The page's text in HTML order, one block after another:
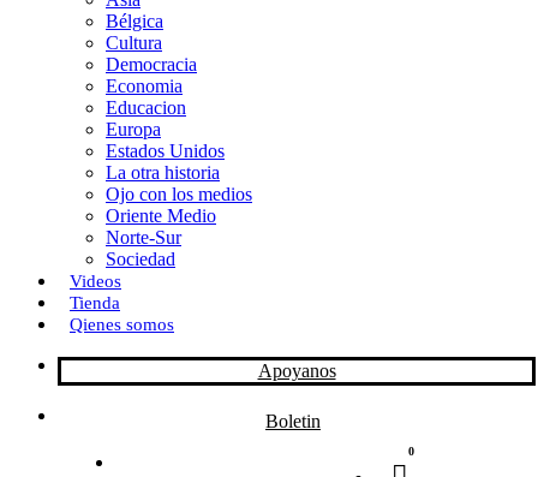
i
r
Bélgica
Cultura
Democracia
Economia
Educacion
Europa
Estados Unidos
La otra historia
Ojo con los medios
Oriente Medio
Norte-Sur
Sociedad
Videos
Tienda
Qienes somos
Apoyanos
Boletin
0